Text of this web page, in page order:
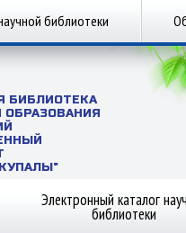
библиотеки
БИБЛИОТЕКА
Электронный каталог
библиотеки